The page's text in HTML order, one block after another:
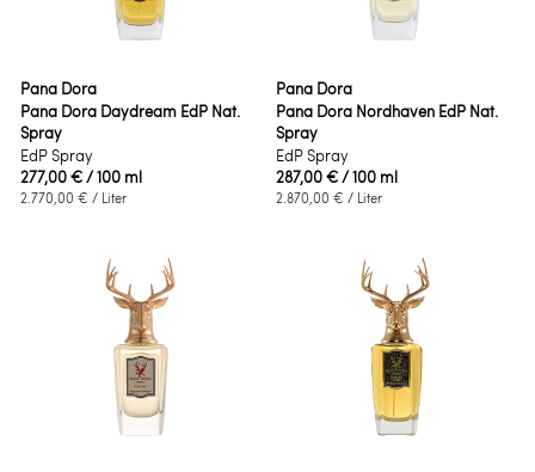
Pana Dora
Pana Dora Daydream EdP Nat.
Spray
EdP Spray
277,00 €/ 100 ml
2.770,00 € / Liter
Pana Dora
Pana Dora Nordhaven EdP Nat.
Spray
EdP Spray
287,00 €/ 100 ml
2.870,00 € / Liter